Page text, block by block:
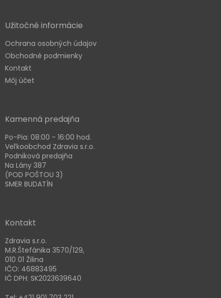
ä
e
Užitočné informácie
Ochrana osobných údajov
Obchodné podmienky
Kontakt
Môj účet
Kamenná predajňa
Po-Pia: 08:00 - 16:00 hod.
Veľkoobchod Zdravia s.r.o.
Podniková predajňa
Na Lány 387
(POD POŠTOU 3)
SMER BUDATÍN
Kontakt
Zdravia s.r.o.
M.R.Štefánika 3570/129,
010 01 Žilina
IČO: 46883495
IČ DPH: SK2023639640